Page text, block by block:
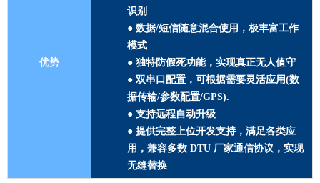
优势
识别
● 数据/短信随意混合使用，极丰富工作
模式
● 独特防假死功能，实现真正无人值守
● 双串口配置，可根据需要灵活应用(数
据传输/参数配置/GPS).
● 支持远程自动升级
● 提供完整上位开发支持，满足各类应
用，兼容多数 DTU 厂家通信协议，实现
无缝替换